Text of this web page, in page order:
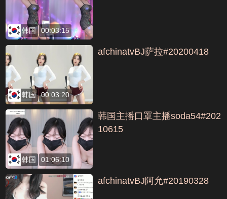
韩国 00:03:15
韩国 00:03:20
afchinatvBJ萨拉#20200418
韩国 01:06:10
韩国主播口罩主播soda54#202
10615
afchinatvBJ阿允#20190328